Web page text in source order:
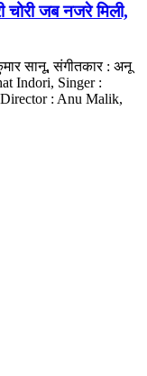
जब नजरे मिली,
सानू, संगीतकार : अनू
Indori, Singer :
: Anu Malik,